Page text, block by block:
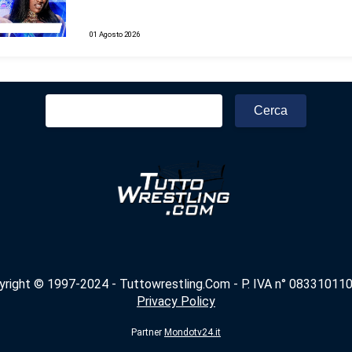
01 Agosto 2026
Ricerca
© 1997-2024 - Tuttowrestling.Com - P. IVA n°
Privacy Policy
Partner Mondotv24.it